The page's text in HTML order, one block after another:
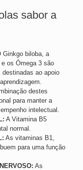
sabor a
Ginkgo biloba, a
os Ómega 3 são
ao apoio
destes
para manter a
intelectual.
A Vitamina B5
normal.
As vitaminas B1,
para uma função
As